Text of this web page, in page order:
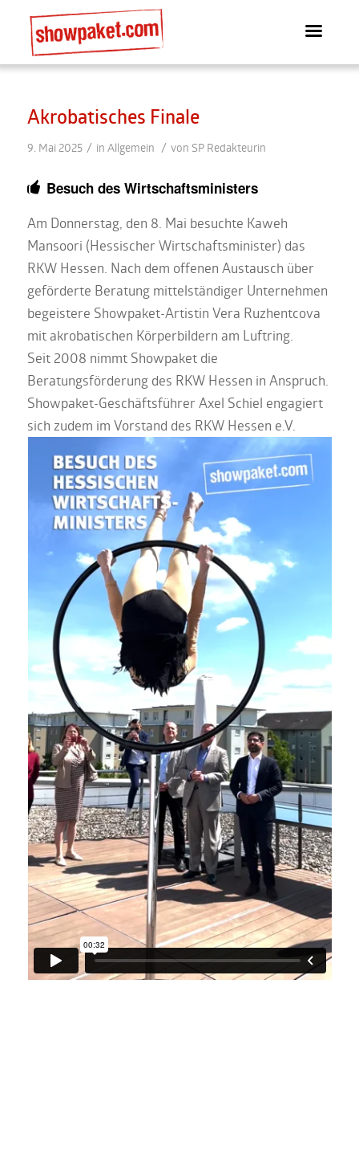
Akrobatisches Finale
9. Mai 2025 / in Allgemein / von SP Redakteurin
Besuch des Wirtschaftsministers
Am Donnerstag, den 8. Mai besuchte Kaweh
Mansoori (Hessischer Wirtschaftsminister) das
RKW Hessen. Nach dem offenen Austausch über
geförderte Beratung mittelständiger Unternehmen
begeistere Showpaket-Artistin Vera Ruzhentcova
mit akrobatischen Körperbildern am Luftring.
Seit 2008 nimmt Showpaket die
Beratungsförderung des RKW Hessen in Anspruch.
Showpaket-Geschäftsführer Axel Schiel engagiert
sich zudem im Vorstand des RKW Hessen e.V.